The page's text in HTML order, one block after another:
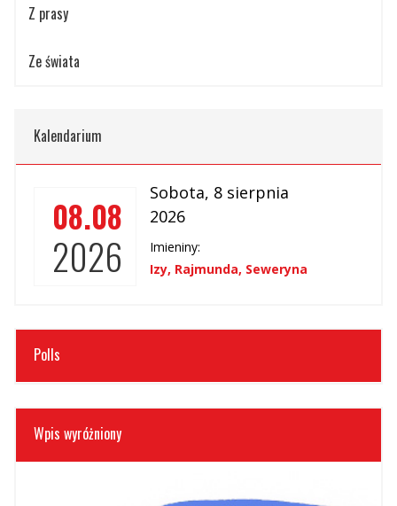
Z prasy
Ze świata
Kalendarium
08.08
2026
sobota, 8 sierpnia
2026
Imieniny:
Izy, Rajmunda, Seweryna
Polls
Wpis wyróżniony